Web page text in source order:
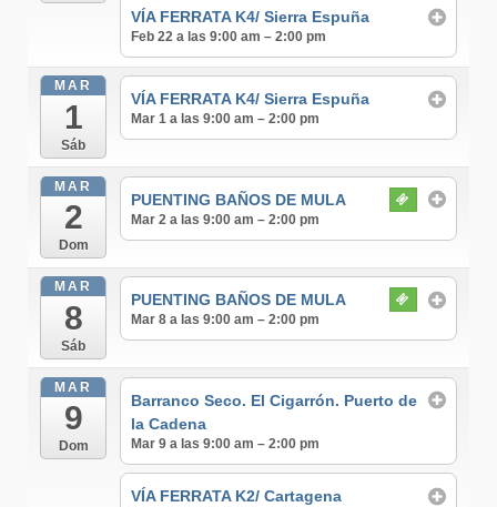
VÍA FERRATA K4/ Sierra Espuña
Feb 22 a las 9:00 am – 2:00 pm
MAR
1
Sáb
VÍA FERRATA K4/ Sierra Espuña
Mar 1 a las 9:00 am – 2:00 pm
MAR
2
Dom
PUENTING BAÑOS DE MULA
Mar 2 a las 9:00 am – 2:00 pm
MAR
8
Sáb
PUENTING BAÑOS DE MULA
Mar 8 a las 9:00 am – 2:00 pm
MAR
9
Dom
Barranco Seco. El Cigarrón. Puerto de
la Cadena
Mar 9 a las 9:00 am – 2:00 pm
VÍA FERRATA K2/ Cartagena